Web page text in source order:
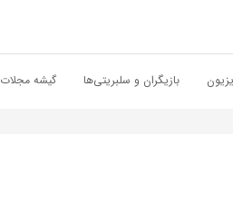
بازیگران و سلبریتی‌ها گیشه مجلات